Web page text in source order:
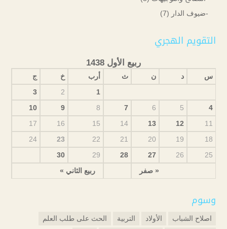
-ضيوف الدار (7)
التقويم الهجري
ربيع الأول 1438
س د ن ث أرب خ ج
« صفر ربيع الثاني »
1
2
3
4
5
6
7
8
9
10
11
12
13
14
15
16
17
18
19
20
21
22
23
24
25
26
27
28
29
30
وسوم
اصلاح الشباب الأولاد التربية
الحث على طلب العلم